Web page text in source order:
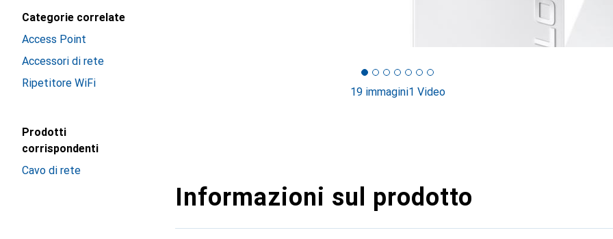
Categorie correlate
Access Point
Accessori di rete
Ripetitore WiFi
Prodotti
corrispondenti
Cavo di rete
19 immagini1 Video
Informazioni sul prodotto